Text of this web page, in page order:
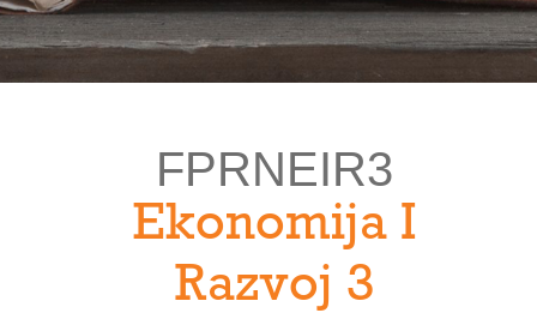
FPRNEIR3
Ekonomija I
Razvoj 3